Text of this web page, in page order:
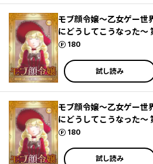
モブ顔令嬢～乙女ゲー世
にどうしてこうなった～
180
ポイント
試し読み
モブ顔令嬢～乙女ゲー世
にどうしてこうなった～
180
ポイント
試し読み